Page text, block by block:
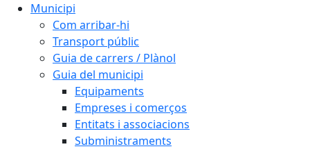
Municipi
Com arribar-hi
Transport públic
Guia de carrers / Plànol
Guia del municipi
Equipaments
Empreses i comerços
Entitats i associacions
Subministraments